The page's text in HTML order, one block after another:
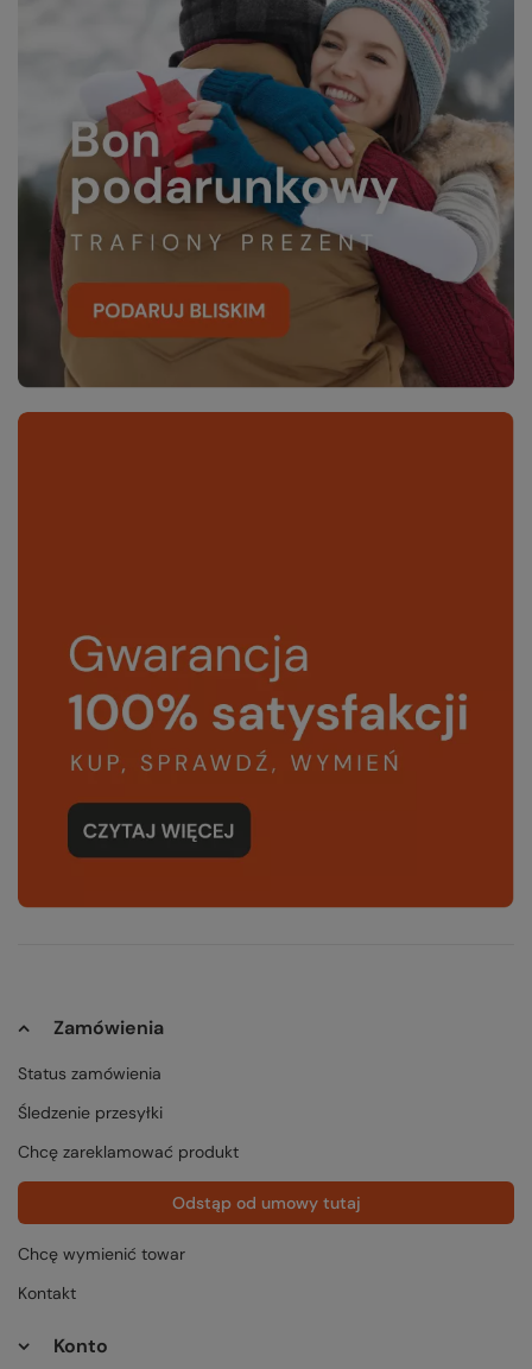
Zamówienia
Status zamówienia
Śledzenie przesyłki
Chcę zareklamować produkt
Odstąp od umowy tutaj
Chcę wymienić towar
Kontakt
Konto